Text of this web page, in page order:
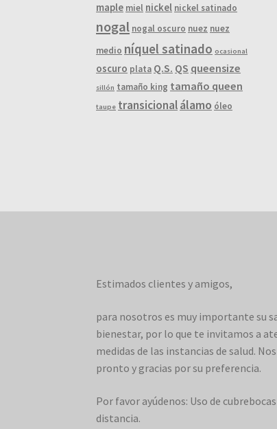
maple miel nickel nickel satinado
nogal nogal oscuro nuez nuez
medio níquel satinado ocasional
oscuro plata Q.S. QS queensize
sillón tamaño king tamaño queen
taupe transicionalálamo óleo
Estimados clientes y amigos,
para nosotros es muy importante su
bienestar, por lo que te invitamos a
medidas de las instancias de salud.
pronto y gracias por su preferencia.
Por favor ayúdenos: Uso de
distancia.